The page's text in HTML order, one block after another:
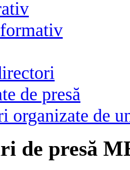
de presă
organizate de
de presă